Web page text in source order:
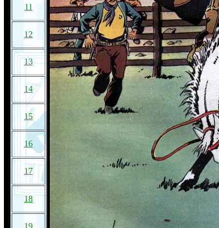
11
12
13
14
15
16
17
18
19